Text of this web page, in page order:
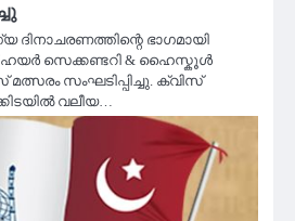
ഭാഗമായി
ഹയർ സെക്കണ്ടറി & ഹൈസ്കൂൾ
സംഘടിപ്പിച്ചു. ക്വിസ്
വലീയ…